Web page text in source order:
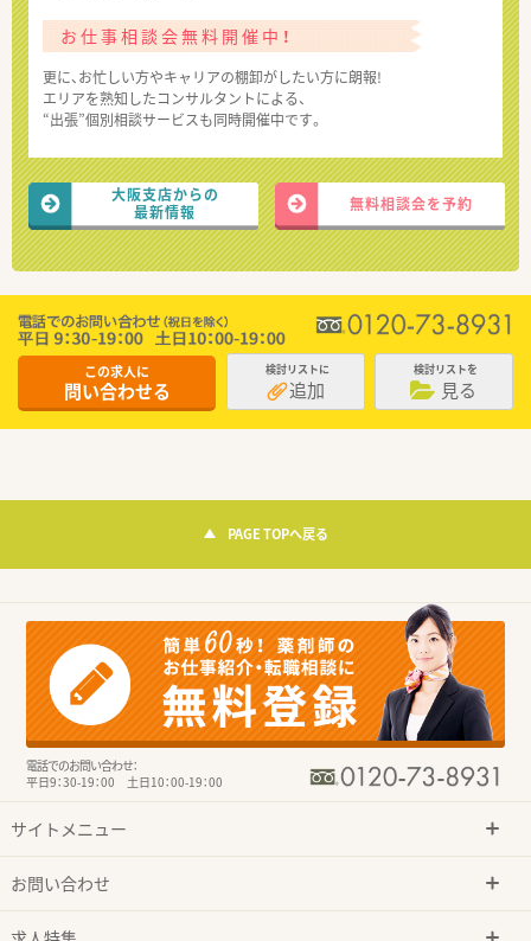
お仕事相談会無料開催中！
更に、お忙しい方やキャリアの棚卸がしたい方に朗報!
エリアを熟知したコンサルタントによる、
“出張”個別相談サービスも同時開催中です。
大阪支店からの
最新情報
無料相談会を予約
この求人に
問い合わせる
検討リストに
追加
検討リストを
見る
PAGE TOPへ戻る
電話でのお問い合わせ：
平日9：30-19：00 土日10：00-19：00
サイトメニュー
お問い合わせ